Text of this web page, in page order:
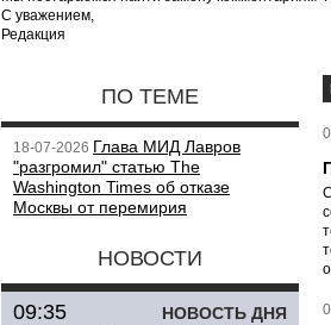
С уважением,
Редакция
ПО ТЕМЕ
18-07-2026 Глава МИД Лавров
"разгромил" статью The
Washington Times об отказе
Москвы от перемирия
НОВОСТИ
НОВОСТЬ ДНЯ
09:35